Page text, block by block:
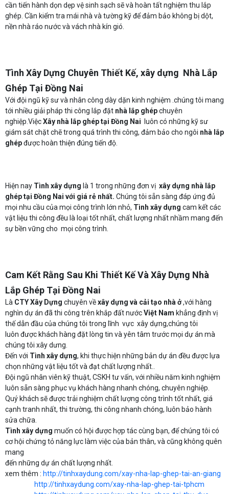
cần tiến hành dọn dẹp vệ sinh sạch sẽ và hoàn tất nghiệm thu lắp
ghép. Cần kiểm tra mái nhà và tường kỹ để đảm bảo không bị dột,
nền nhà ráo nước và vách nhà kín gió.
Tình Xây Dựng Chuyên Thiết Kế, xây dựng Nhà Lắp
Ghép Tại Đồng Nai
Với đội ngũ kỹ sư và nhân công dày dặn kinh nghiệm .chúng tôi mang
tới nhiều giải pháp thi công lắp đặt nhà lắp ghépchuyên
nghiệp.ViệcXây nhà lắp ghép tại Đồng Nai
luôn có những kỹ sư
giám sát chặt chẽ trong quá trình thi công, đảm bảo cho ngôi nhà lắp
ghépđược hoàn thiện đúng tiến độ.
Hiện nay Tình xây dựng là 1 trong những đơn vị xây dựng nhà lắp
ghép tại Đồng Nai với giá rẻ nhất. Chúng tôi sẵn sàng đáp ứng đủ
mọi nhu cầu của mọi công trình lớn nhỏ, Tình xây dựng cam kết các
vật liệu thi công đều là loại tốt nhất, chất lượng nhất nhầm mang đến
sự bền vững cho mọi công trình.
Cam Kết Rằng Sau Khi Thiết Kế Và Xây Dựng Nhà
Lắp Ghép Tại Đồng Nai
Là CTY Xây Dựng chuyên vềxây dựng và cải tạo nhà ở,với hàng
nghìn dự án đã thi công trên khắp đất nướcViệt Nam khẳng định vị
thế dẫn đầu của chúng tôi trong lĩnh vực xây dựng,chúng tôi
luôn được khách hàng đặt lòng tin và yên tâm trước mọi dự án mà
chúng tôi xây dưng.
Đến với Tình xây dựng, khi thực hiện những bản dự án đều được lựa
chọn những vật liệu tốt và đạt chất lượng nhất..
Đội ngũ nhân viên kỹ thuật, CSKH tư vấn, với nhiều năm kinh nghiệm
luôn sẵn sàng phục vụ khách hàng nhanh chóng, chuyên nghiệp.
Quý khách sẽ được trải nghiệm chất lượng công trình tốt nhất, giá
cạnh tranh nhất, thi trường, thi công nhanh chóng, luôn bảo hành
sửa chữa.
Tình xây dựng muốn có hội được hợp tác cùng bạn, để chúng tôi có
cơ hội chứng tỏ năng lực làm việc của bản thân, và cũng không quên
mang
đến những dự án chất lượng nhất.
xem thêm : http://tinhxaydung.com/xay-nha-lap-ghep-tai-an-giang
http://tinhxaydung.com/xay-nha-lap-ghep-tai-tphcm